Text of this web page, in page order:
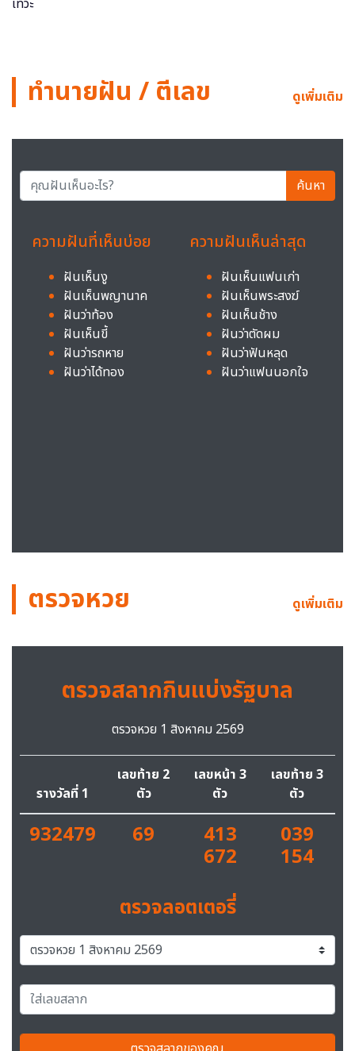
ทำนายฝัน / ตีเลข ดูเพิ่มเติม
ค้นหา
ความฝันที่เห็นบ่อย
ฝันเห็นงู
ฝันเห็นพญานาค
ฝันว่าท้อง
ฝันเห็นขี้
ฝันว่ารถหาย
ฝันว่าได้ทอง
ความฝันเห็นล่าสุด
ฝันเห็นแฟนเก่า
ฝันเห็นพระสงฆ์
ฝันเห็นช้าง
ฝันว่าตัดผม
ฝันว่าฟันหลุด
ฝันว่าแฟนนอกใจ
ตรวจหวย ดูเพิ่มเติม
ตรวจสลากกินแบ่งรัฐบาล
ตรวจหวย 1 สิงหาคม 2569
รางวัลที่ 1
เลขท้าย 2
ตัว
เลขหน้า 3
ตัว
เลขท้าย 3
ตัว
932479 69 413
672
039
154
ตรวจลอตเตอรี่